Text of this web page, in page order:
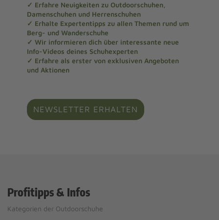
✓ Erfahre Neuigkeiten zu Outdoorschuhen,
Damenschuhen und Herrenschuhen
✓ Erhalte Expertentipps zu allen Themen rund um
Berg- und Wanderschuhe
✓ Wir informieren dich über interessante neue
Info-Videos deines Schuhexperten
✓ Erfahre als erster von exklusiven Angeboten
und Aktionen
NEWSLETTER ERHALTEN
Profitipps & Infos
Kategorien der Outdoorschuhe